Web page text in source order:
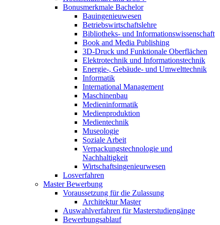
Bonusmerkmale Bachelor
Bauingenieuwesen
Betriebswirtschaftslehre
Bibliotheks- und Informationswissenschaft
Book and Media Publishing
3D-Druck und Funktionale Oberflächen
Elektrotechnik und Informationstechnik
Energie-, Gebäude- und Umwelttechnik
Informatik
International Management
Maschinenbau
Medieninformatik
Medienproduktion
Medientechnik
Museologie
Soziale Arbeit
Verpackungstechnologie und
Nachhaltigkeit
Wirtschaftsingenieurwesen
Losverfahren
Master Bewerbung
Voraussetzung für die Zulassung
Architektur Master
Auswahlverfahren für Masterstudiengänge
Bewerbungsablauf